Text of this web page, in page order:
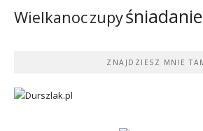
Wielkanoczupyśniadanie
ZNAJDZIESZ MNIE